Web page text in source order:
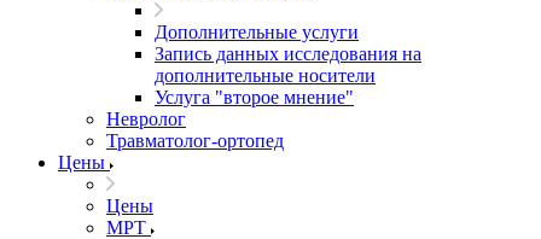
Дополнительные услуги
Запись данных исследования на
дополнительные носители
Услуга "второе мнение"
Невролог
Травматолог-ортопед
Цены
Цены
МРТ